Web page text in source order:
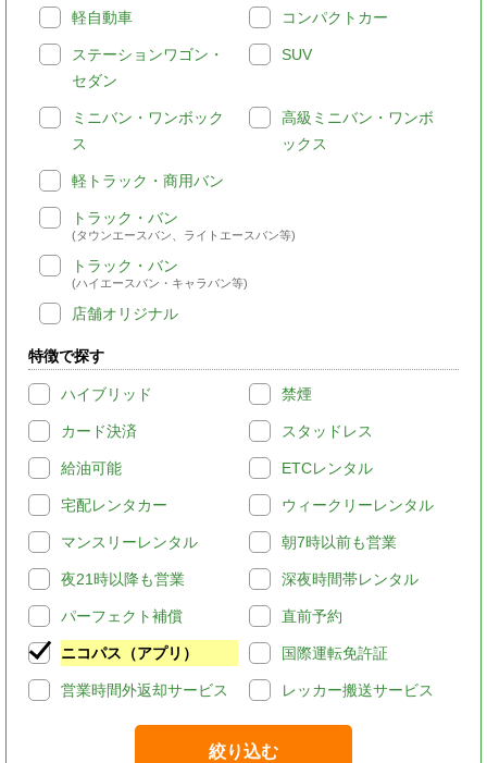
軽自動車 コンパクトカー
ステーションワゴン・
セダン
SUV
ミニバン・ワンボック
ス
高級ミニバン・ワンボ
ックス
軽トラック・商用バン
トラック・バン
(タウンエースバン、ライトエースバン等)
トラック・バン
(ハイエースバン・キャラバン等)
店舗オリジナル
特徴で探す
ハイブリッド 禁煙
カード決済 スタッドレス
給油可能 ETCレンタル
宅配レンタカー ウィークリーレンタル
マンスリーレンタル 朝7時以前も営業
夜21時以降も営業 深夜時間帯レンタル
パーフェクト補償 直前予約
ニコパス（アプリ） 国際運転免許証
営業時間外返却サービス レッカー搬送サービス
絞り込む